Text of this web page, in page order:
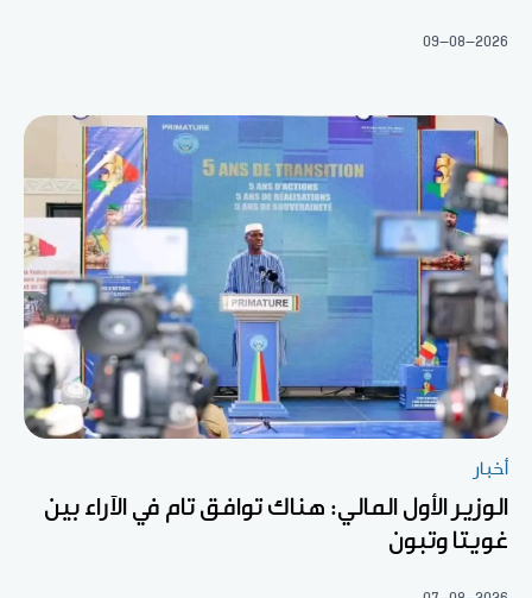
09-08-2026
أخبار
الوزير الأول المالي: هناك توافق تام في الآراء بين
غويتا وتبون